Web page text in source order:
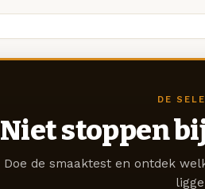
DE
Niet stoppen
Doe de smaaktest en ontdek